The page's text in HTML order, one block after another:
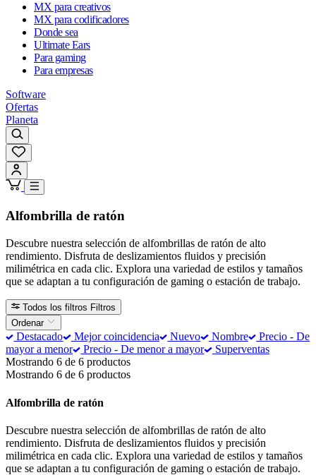
MX para creativos
MX para codificadores
Donde sea
Ultimate Ears
Para gaming
Para empresas
Software
Ofertas
Planeta
Alfombrilla de ratón
Descubre nuestra selección de alfombrillas de ratón de alto
rendimiento. Disfruta de deslizamientos fluidos y precisión
milimétrica en cada clic. Explora una variedad de estilos y tamaños
que se adaptan a tu configuración de gaming o estación de trabajo.
Todos los filtros Filtros
Ordenar
Destacado Mejor coincidencia Nuevo Nombre
Precio - De
mayor a menor
Precio - De menor a mayor
Superventas
Mostrando 6 de 6 productos
Mostrando 6 de 6 productos
Alfombrilla de ratón
Descubre nuestra selección de alfombrillas de ratón de alto
rendimiento. Disfruta de deslizamientos fluidos y precisión
milimétrica en cada clic. Explora una variedad de estilos y tamaños
que se adaptan a tu configuración de gaming o estación de trabajo.